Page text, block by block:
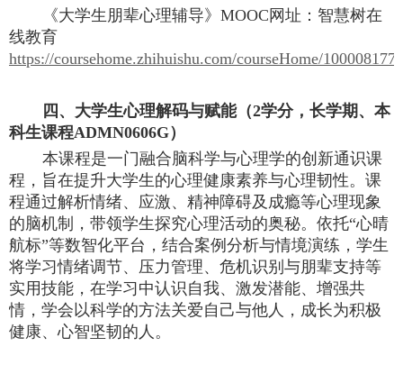
《大学生朋辈心理辅导》 MOOC网址：智慧树在
线教育
https://coursehome.zhihuishu.com/courseHome/
四、 大学生心理解码与赋能（2学分，长学期、本
科生课程ADMN0606G）
本课程是一门融合脑科学与心理学的创新通识课
程，旨在提升大学生的心理健康素养与心理韧性。课
程通过解析情绪、应激、精神障碍及成瘾等心理现象
的脑机制，带领学生探究心理活动的奥秘。依托“心晴
航标”等数智化平台，结合案例分析与情境演练，学生
将学习情绪调节、压力管理、危机识别与朋辈支持等
实用技能，在学习中认识自我、激发潜能、增强共
情，学会以科学的方法关爱自己与他人，成长为积极
健康、心智坚韧的人。